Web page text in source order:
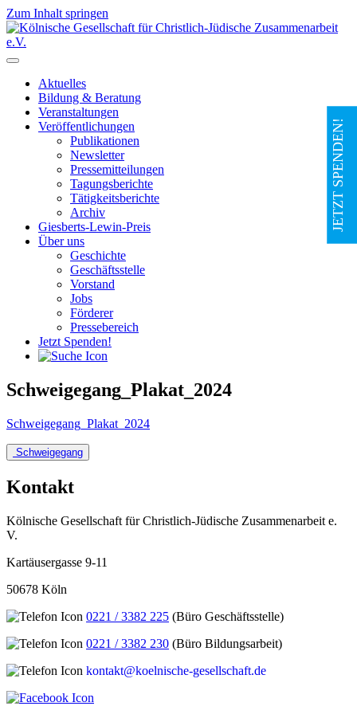
Zum Inhalt springen
Hauptnavigation
Aktuelles
Bildung & Beratung
Veranstaltungen
Veröffentlichungen
Publikationen
Newsletter
Pressemitteilungen
Tagungsberichte
Tätigkeitsberichte
Archiv
Giesberts-Lewin-Preis
Über uns
Geschichte
Geschäftsstelle
Vorstand
Jobs
Förderer
Pressebereich
Jetzt Spenden!
Schweigegang_Plakat_2024
Schweigegang_Plakat_2024
Beitragsnavigation
Schweigegang
Kontakt
Kölnische Gesellschaft für Christlich-Jüdische Zusammenarbeit e.
V.
Kartäusergasse 9-11
50678 Köln
0221 / 3382 225 (Büro Geschäftsstelle)
0221 / 3382 230 (Büro Bildungsarbeit)
kontakt@koelnische-gesellschaft.de
JETZT SPENDEN!